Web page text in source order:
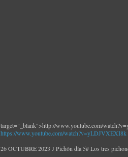
target="_blank">http://www.youtube.com/
https://www.youtube.com/watch?v=yLDJVXEXI8k
26 OCTUBRE 2023 J Pichón día 5# Los tres